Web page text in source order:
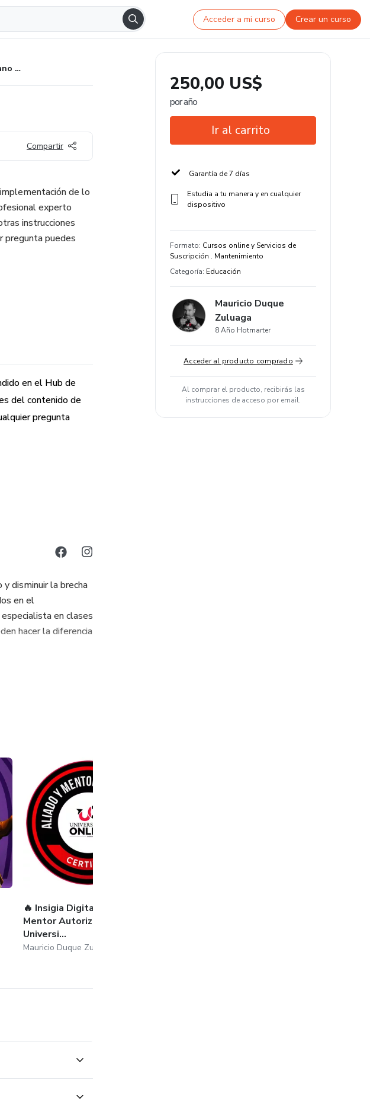
Acceder a mi curso Crear un curso
Diana Sofia Burbano Mentoring
Compartir
de lo
experto
instrucciones
pregunta puedes
en el Hub de
del contenido de
pregunta
disminuir la brecha
en el
en clases
hacer la diferencia
🔥 Insigia Digital de Aliado y
Mentor Autorizado de
Universi...
Mauricio Duque Zuluaga
250,00 US$
por año
Ir al carrito
Garantía de 7 días
Estudia a tu manera y en cualquier
dispositivo
Formato: Cursos online y Servicios de
Suscripción . Mantenimiento
Categoría: Educación
Mauricio Duque
Zuluaga
8 Año Hotmarter
Acceder al producto comprado
Al comprar el producto, recibirás las
instrucciones de acceso por email.